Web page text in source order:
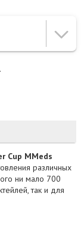
Cup MMeds
различных
ни мало 700
так и для